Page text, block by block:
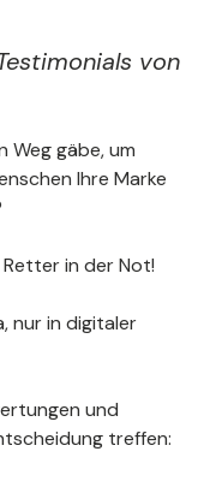
von
Weg gäbe, um
Ihre Marke
Retter in der Not!
nur in digitaler
und
treffen: